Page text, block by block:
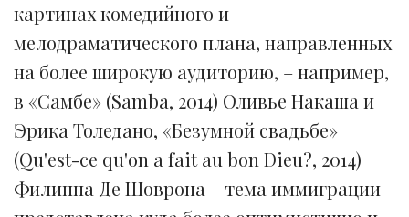
картинах комедийного и
мелодраматического плана, направленных
на более широкую аудиторию, – например,
в «Самбе» (Samba, 2014) Оливье Накаша и
Эрика Толедано, «Безумной свадьбе»
(Qu'est-ce qu'on a fait au bon Dieu?, 2014)
Филиппа Де Шоврона – тема иммиграции